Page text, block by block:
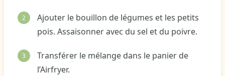
Ajouter le bouillon de légumes et les petits
pois. Assaisonner avec du sel et du poivre.
Transférer le mélange dans le panier de
l’Airfryer.